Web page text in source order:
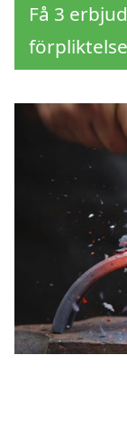
Få 3